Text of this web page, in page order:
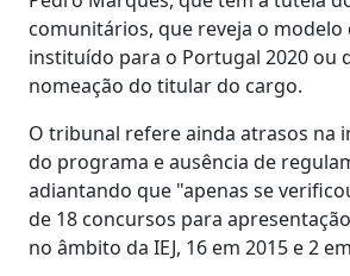
comunitários, que reveja o modelo
instituído para o Portugal 2020 ou
nomeação do titular do cargo.
O tribunal refere ainda atrasos na
do programa e ausência de
adiantando que "apenas se
de 18 concursos para
no âmbito da IEJ, 16 em 2015 e 2